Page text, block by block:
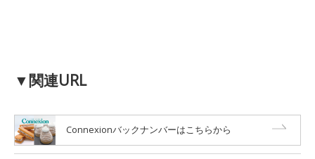
▼関連URL
Connexionバックナンバーはこちらから